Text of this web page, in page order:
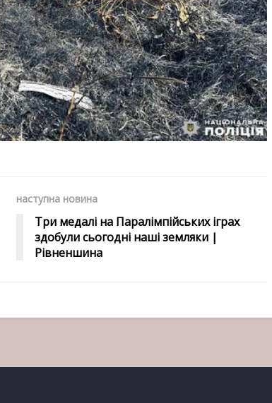
наступна новина
Три медалі на Паралімпійських іграх
здобули сьогодні наші земляки |
Рівненшина